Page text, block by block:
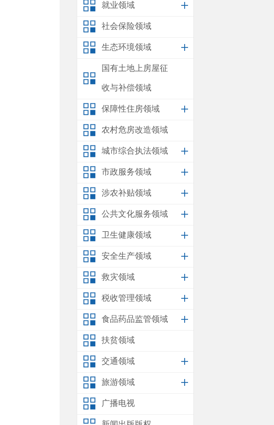
就业领域
社会保险领域
生态环境领域
国有土地上房屋征
收与补偿领域
保障性住房领域
农村危房改造领域
城市综合执法领域
市政服务领域
涉农补贴领域
公共文化服务领域
卫生健康领域
安全生产领域
救灾领域
税收管理领域
食品药品监管领域
扶贫领域
交通领域
旅游领域
广播电视